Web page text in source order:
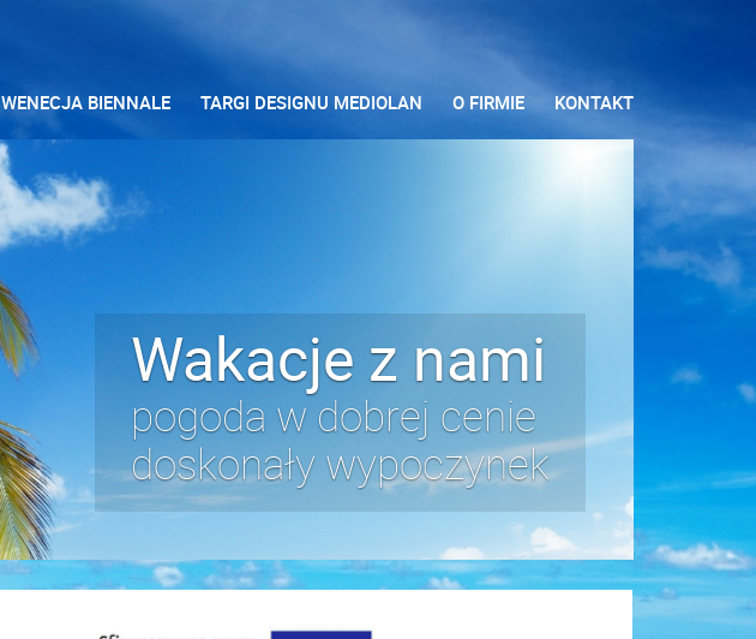
WENECJA BIENNALE TARGI DESIGNU MEDIOLAN O FIRMIE KONTAKT
Wakacje z nami
pogoda w dobrej cenie
doskonały wypoczynek